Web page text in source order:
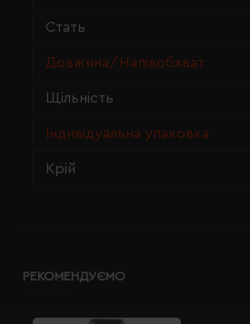
Стать
Довжина/Напівобхват
Щільність
Індивідуальна упаковка
Крій
РЕКОМЕНДУЄМО